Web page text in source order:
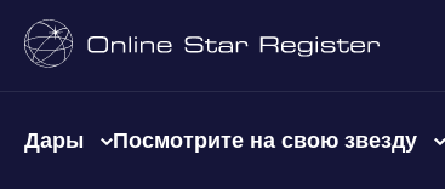
Дары Посмотрите на свою звезду